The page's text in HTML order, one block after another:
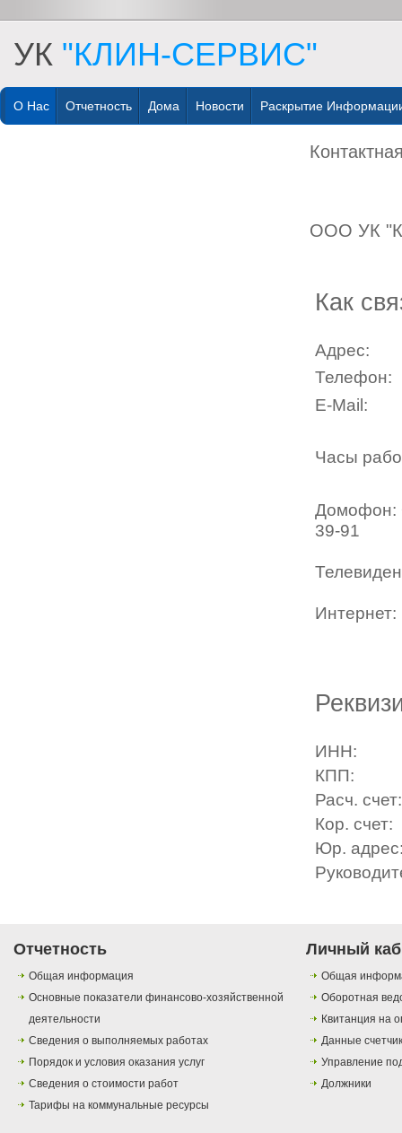
УК "КЛИН-СЕРВИС"
О Нас Отчетность Дома Новости Раскрытие
ООО УК
Как
Адрес:
Телефон:
E-Mail:
Часы
Домофон:
39-91
ИНН:
КПП:
Расч. счет:
Кор. счет:
Юр.
Отчетность
Общая информация
Основные показатели финансово-хозяйственной
деятельности
Сведения о выполняемых работах
Порядок и условия оказания услуг
Сведения о стоимости работ
Тарифы на коммунальные ресурсы
Личный
Общая
Оборотная
Квитанция на
Данные
Управление
Должники